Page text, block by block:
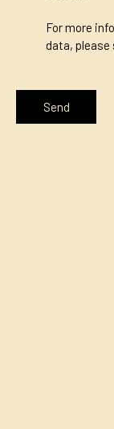
For more
data, please
Send